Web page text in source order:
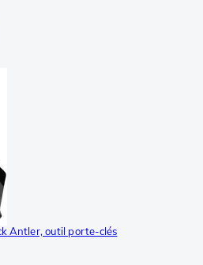
Antler, outil porte-clés